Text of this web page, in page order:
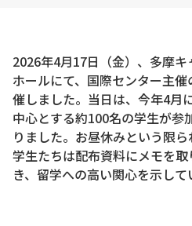
2026年4月17日（金）、多摩
ホールにて、国際センター主
催しました。当日は、今年4月
中心とする約100名の学生が参
りました。お昼休みという限ら
学生たちは配布資料にメモを
き、留学への高い関心を示して